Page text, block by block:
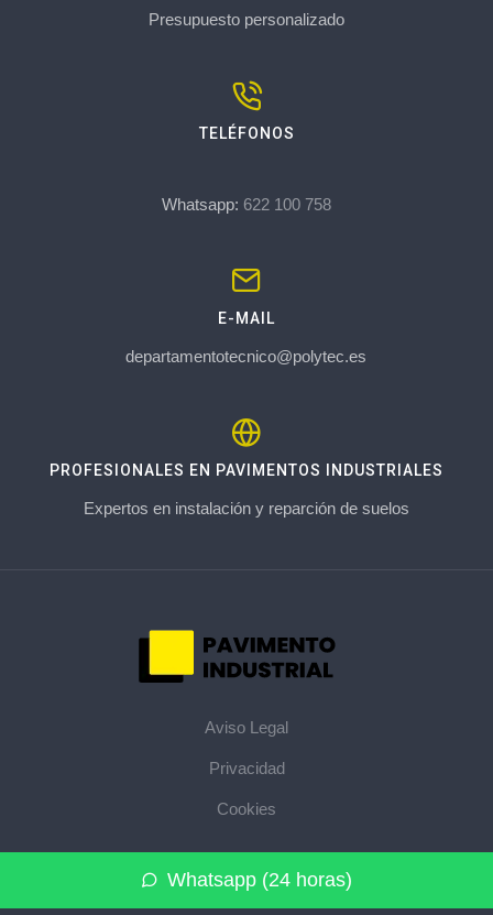
Whatsapp (24 horas)
Presupuesto personalizado
TELÉFONOS
Whatsapp: 622 100 758
E-MAIL
departamentotecnico@polytec.es
PROFESIONALES EN PAVIMENTOS INDUSTRIALES
Expertos en instalación y reparción de suelos
Aviso Legal
Privacidad
Cookies
© 2026 pavimentoindustrial.pro · La web de pavimentos
industriales de su provincia · Mapa del sitio